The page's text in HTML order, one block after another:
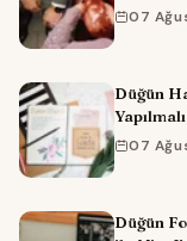
07
Düğün
07
Düğün